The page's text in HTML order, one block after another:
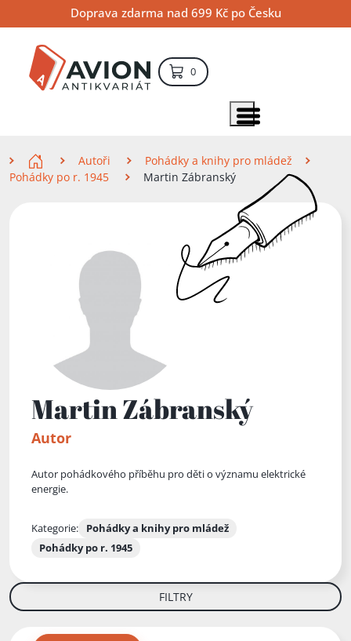
na
obsah
na
navigaci
na
vyhledávání
Doprava zdarma nad 699 Kč po Česku
0položek – košík
Zobrazit položky menu
Autoři
Pohádky a knihy pro mládež
Pohádky po r. 1945
Martin Zábranský
Martin Zábranský
Autor
Autor pohádkového příběhu pro děti o významu elektrické
energie.
Kategorie:
Pohádky a knihy pro mládež
Pohádky po r. 1945
FILTRY